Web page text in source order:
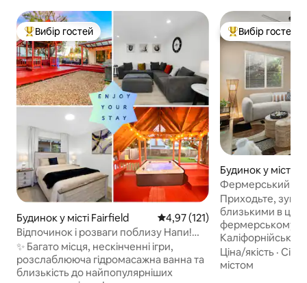
Топ вибір гостей
Вибір гостей
Будинок у місті Fairfield Середня оцінка: 4,97 з 5,
4,97 (121)
Відпочинок і розваги поблизу Напи!
4 спальні з гідромасажною ванною та
ігровою кімнатою
✨ Багато місця, нескінченні ігри,
розслаблююча гідромасажна ванна та
близькість до найпопулярніших
Топ вибір гостей
Вибір гостей
Будинок у місті
Фермерський
багаття та
регіоні
Приходьте,
близькими в
фермерському
Каліфорнійської
знаходимося
хвилинах їзди
Ціна/якість ·Сім’я
містом